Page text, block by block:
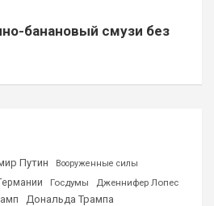
банановый смузи без
Путин Вооруженные силы
Госдумы
Дженнифер Лопес
Дональда Трампа